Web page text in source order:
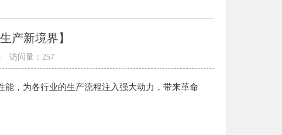
产新境界】
访问量：257
能，为各行业的生产流程注入强大动力，带来革命